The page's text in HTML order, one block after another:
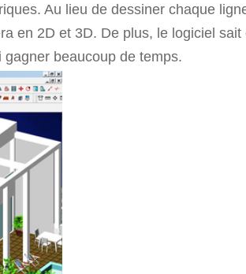
Au lieu de dessiner chaque
en 2D et 3D. De plus, le logiciel sait
beaucoup de temps.